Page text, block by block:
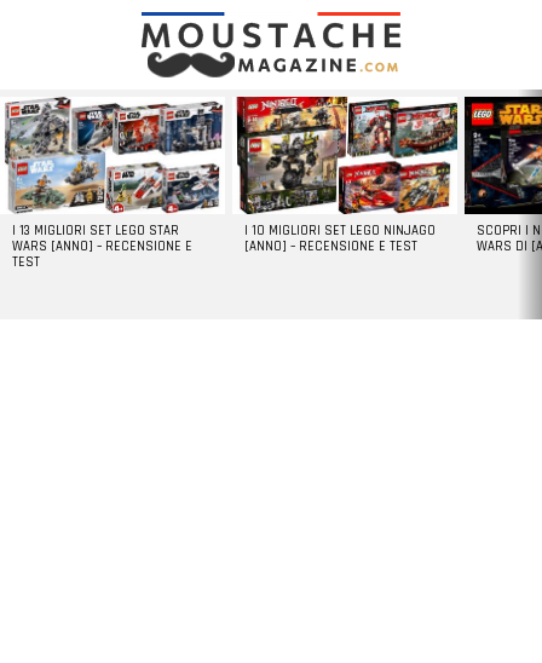
LATEST
STORIES
I 13 MIGLIORI SET LEGO STAR
WARS [ANNO] – RECENSIONE E
TEST
I 10 MIGLIORI SET LEGO NINJAGO
[ANNO] – RECENSIONE E TEST
SCOPRI I
WARS DI